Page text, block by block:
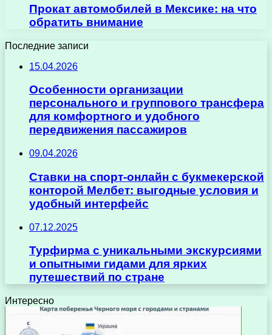
Прокат автомобилей в Мексике: на что
обратить внимание
Последние записи
15.04.2026
Особенности организации
персонального и группового трансфера
для комфортного и удобного
передвижения пассажиров
09.04.2026
Ставки на спорт-онлайн с букмекерской
конторой Мелбет: выгодные условия и
удобный интерфейс
07.12.2025
Турфирма с уникальными экскурсиями
и опытными гидами для ярких
путешествий по стране
Интересно